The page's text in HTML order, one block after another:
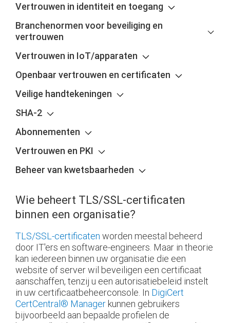
Vertrouwen in identiteit en toegang
Branchenormen voor beveiliging en
vertrouwen
Vertrouwen in IoT/apparaten
Openbaar vertrouwen en certificaten
Veilige handtekeningen
SHA-2
Abonnementen
Vertrouwen en PKI
Beheer van kwetsbaarheden
Wie beheert TLS/SSL-certificaten
binnen een organisatie?
TLS/SSL-certificaten worden meestal beheerd
door IT'ers en software-engineers. Maar in theorie
kan iedereen binnen uw organisatie die een
website of server wil beveiligen een certificaat
aanschaffen, tenzij u een autorisatiebeleid instelt
in uw certificaatbeheerconsole. In DigiCert
CertCentral® Manager kunnen gebruikers
bijvoorbeeld aan bepaalde profielen de